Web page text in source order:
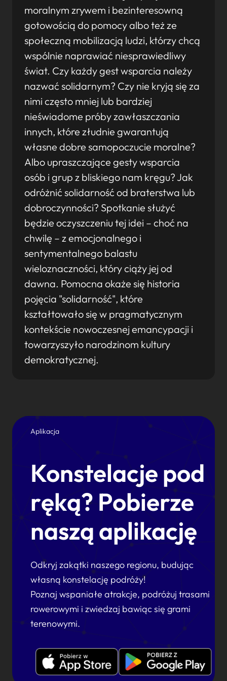
moralnym zrywem i bezinteresowną
gotowością do pomocy albo też ze
społeczną mobilizacją ludzi, którzy chcą
wspólnie naprawiać niesprawiedliwy
świat. Czy każdy gest wsparcia należy
nazwać solidarnym? Czy nie kryją się za
nimi często mniej lub bardziej
nieświadome próby zawłaszczania
innych, które złudnie gwarantują
własne dobre samopoczucie moralne?
Albo upraszczające gesty wsparcia
osób i grup z bliskiego nam kręgu? Jak
odróżnić solidarność od braterstwa lub
dobroczynności? Spotkanie służyć
będzie oczyszczeniu tej idei – choć na
chwilę – z emocjonalnego i
sentymentalnego balastu
wieloznaczności, który ciąży jej od
dawna. Pomocna okaże się historia
pojęcia "solidarność", które
kształtowało się w pragmatycznym
kontekście nowoczesnej emancypacji i
towarzyszyło narodzinom kultury
demokratycznej.
Aplikacja
Konstelacje pod
ręką? Pobierze
naszą aplikację
Odkryj zakątki naszego regionu, budując
własną konstelację podróży!
Poznaj wspaniałe atrakcje, podróżuj trasami
rowerowymi i zwiedzaj bawiąc się grami
terenowymi.